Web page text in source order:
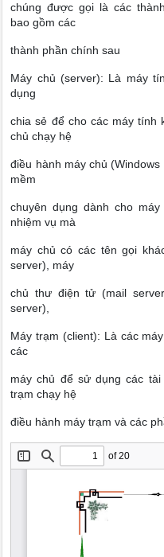
chúng được gọi là các
bao gồm các
thành phần chính sau
Máy chủ (server): Là máy
dụng
chia sẻ để cho các máy tính
chủ chạy hệ
điều hành máy chủ
mềm
chuyên dụng dành cho
nhiệm vụ mà
máy chủ có các tên gọi
server), máy
chủ thư điện tử (mail
server),
Máy trạm (client): Là các
các
máy chủ để sử dụng các
trạm chạy hệ
điều hành máy trạm và các